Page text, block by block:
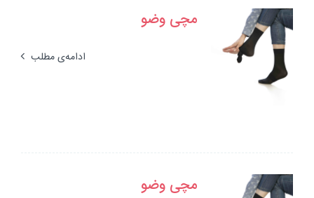
مچی وضو
ادامه‌ی مطلب
مچی وضو